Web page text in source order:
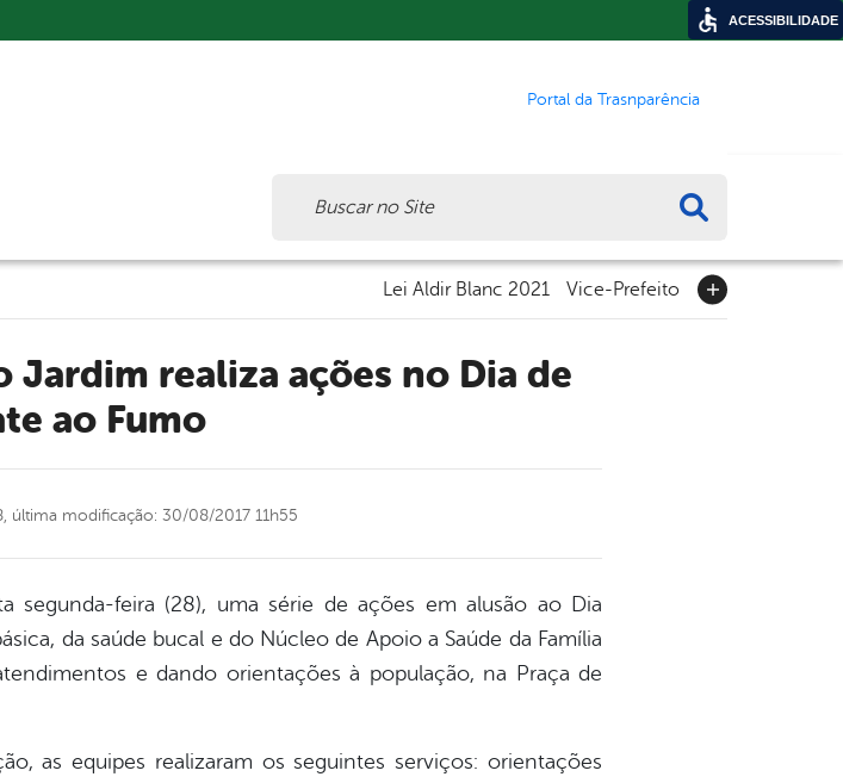
Portal da Trasnparência
Lei Aldir Blanc 2021 Vice-Prefeito
ao Fumo
última modificação: 30/08/2017 11h55
segunda-feira (28), uma série de ações em alusão ao Dia
da saúde bucal e do Núcleo de Apoio a Saúde da Família
e dando orientações à população, na Praça de
as equipes realizaram os seguintes serviços: orientações
ACESSIBILIDADE